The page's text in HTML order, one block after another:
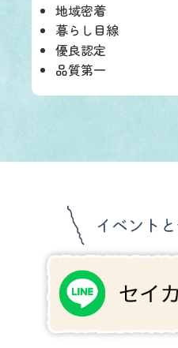
地域密着
暮らし目線
優良認定
品質第一